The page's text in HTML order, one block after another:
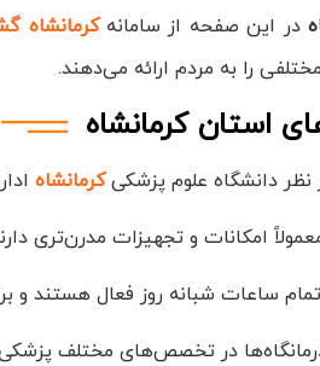
در این صفحه از سامانهکرمانشاه
را به مردم ارائه می‌دهند.
استان کرمانشاه
نظر دانشگاه علوم پزشکیکرمانشاه
امکانات و تجهیزات مدرن‌تری
تمام ساعات شبانه روز فعال هستند
در تخصص‌های مختلف